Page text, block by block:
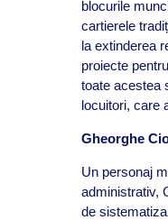
blocurile
cartierele
la extinderea
proiecte
toate acestea
locuitori, care
Gheorghe
Un personaj
administrativ,
de